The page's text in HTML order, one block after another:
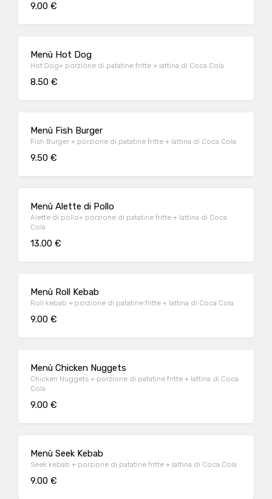
9.00 €
Menù Hot Dog
Hot Dog+ porzione di patatine fritte + lattina di Coca Cola
8.50 €
Menù Fish Burger
Fish Burger + porzione di patatine fritte + lattina di Coca Cola
9.50 €
Menù Alette di Pollo
Alette di pollo+ porzione di patatine fritte + lattina di Coca
Cola
13.00 €
Menù Roll Kebab
Roll kebab + porzione di patatine fritte + lattina di Coca Cola
9.00 €
Menù Chicken Nuggets
Chicken Nuggets + porzione di patatine fritte + lattina di Coca
Cola
9.00 €
Menù Seek Kebab
Seek kebab + porzione di patatine fritte + lattina di Coca Cola
9.00 €